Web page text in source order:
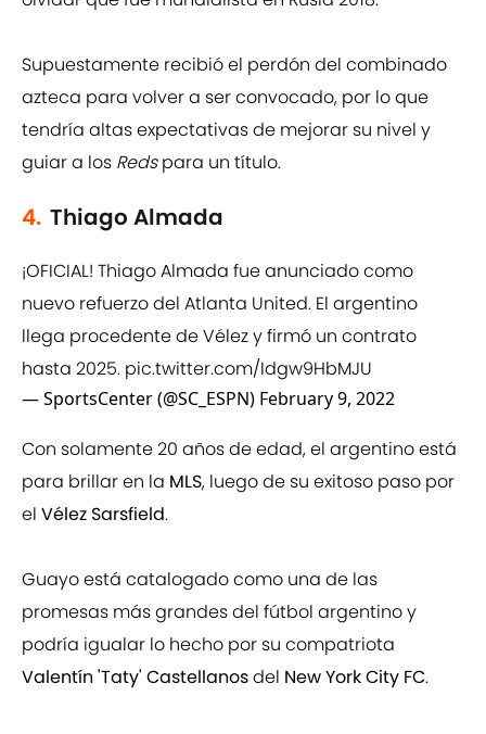
Supuestamente recibió el perdón del combinado
azteca para volver a ser convocado, por lo que
tendría altas expectativas de mejorar su nivel y
guiar a los Redspara un título.
4. Thiago Almada
¡OFICIAL! Thiago Almada fue anunciado como
nuevo refuerzo del Atlanta United. El argentino
llega procedente de Vélez y firmó un contrato
hasta 2025. pic.twitter.com/Idgw9HbMJU
— SportsCenter (@SC_ESPN) February 9, 2022
Con solamente 20 años de edad, el argentino está
para brillar en la MLS, luego de su exitoso paso por
el Vélez Sarsfield.
Guayo está catalogado como una de las
promesas más grandes del fútbol argentino y
podría igualar lo hecho por su compatriota
Valentín 'Taty' Castellanosdel New York City FC.